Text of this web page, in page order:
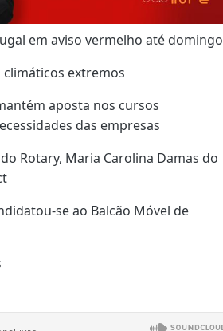
em aviso vermelho até domingo
extremos
aposta nos cursos
das empresas
Rotary, Maria Carolina Damas do
se ao Balcão Móvel de